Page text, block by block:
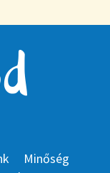
Minőség